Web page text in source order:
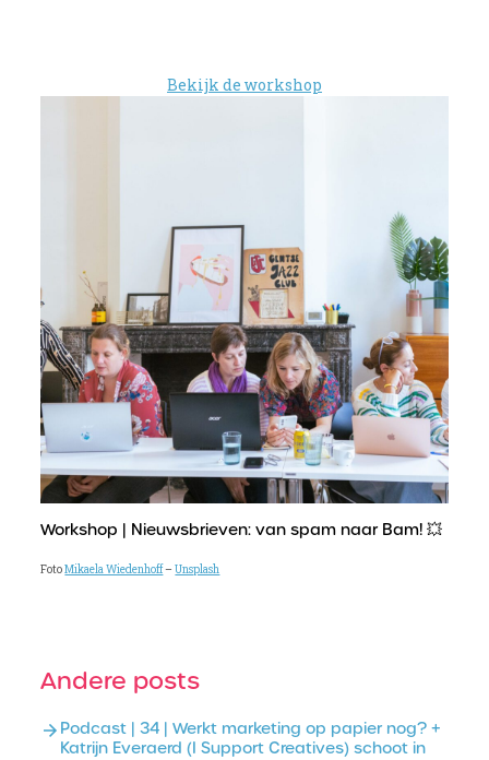
Bekijk de workshop
Workshop | Nieuwsbrieven: van spam naar Bam! 💥
FotoMikaela Wiedenhoff–Unsplash
Andere posts
Podcast | 34 | Werkt marketing op papier nog? +
Katrijn Everaerd (I Support Creatives) schoot in